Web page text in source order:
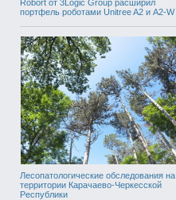
Robort от 3Logic Group расширил
портфель роботами Unitree A2 и A2-W
Лесопатологические обследования на
территории Карачаево-Черкесской
Республики